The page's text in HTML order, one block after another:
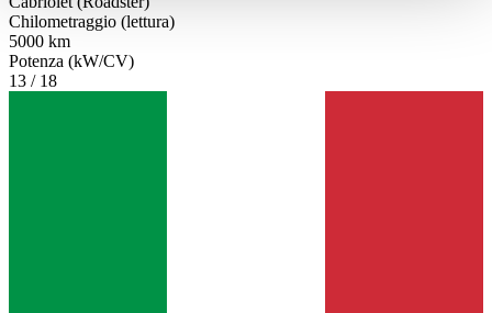
haben oder die sie im Rahmen Ihrer Nutzung der Dienste
gesammelt haben.
Chilometraggio (lettura)
5000 km
Potenza (kW/CV)
13 / 18